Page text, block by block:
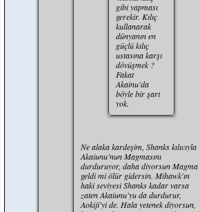
gibi yapması
gerekir. Kılıç
kullanarak
dünyanın en
güçlü kılıç
ustasına karşı
dövüşmek ?
Fakat
Akainu'da
böyle bir şart
yok.
Ne alaka kardeşim, Shanks kılıcıyla
Akaiunu'nun Magmasını
durduruyor, daha diyorsun Magma
geldi mi ölür gidersin. Mihawk'ın
haki seviyesi Shanks kadar varsa
zaten Akaiunu'yu da durdurur,
Aokiji'yi de. Hala yetenek diyorsun,